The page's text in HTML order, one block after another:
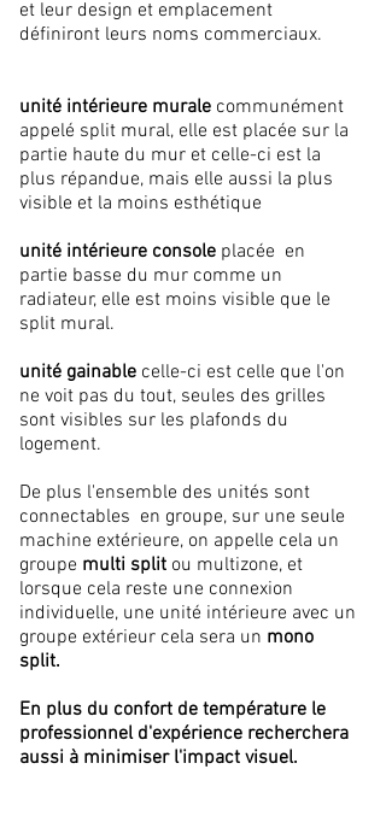
et leur design et emplacement
définiront leurs noms commerciaux.
unité intérieure murale communément
appelé split mural, elle est placée sur la
partie haute du mur et celle-ci est la
plus répandue, mais elle aussi la plus
visible et la moins esthétique
unité intérieure console placée en
partie basse du mur comme un
radiateur, elle est moins visible que le
split mural.
unité gainable celle-ci est celle que l'on
ne voit pas du tout, seules des grilles
sont visibles sur les plafonds du
logement.
De plus l'ensemble des unités sont
connectables en groupe, sur une seule
machine extérieure, on appelle cela un
groupe multi split ou multizone, et
lorsque cela reste une connexion
individuelle, une unité intérieure avec un
groupe extérieur cela sera un mono
split.
En plus du confort de température le
professionnel d'expérience recherchera
aussi à minimiser l'impact visuel.